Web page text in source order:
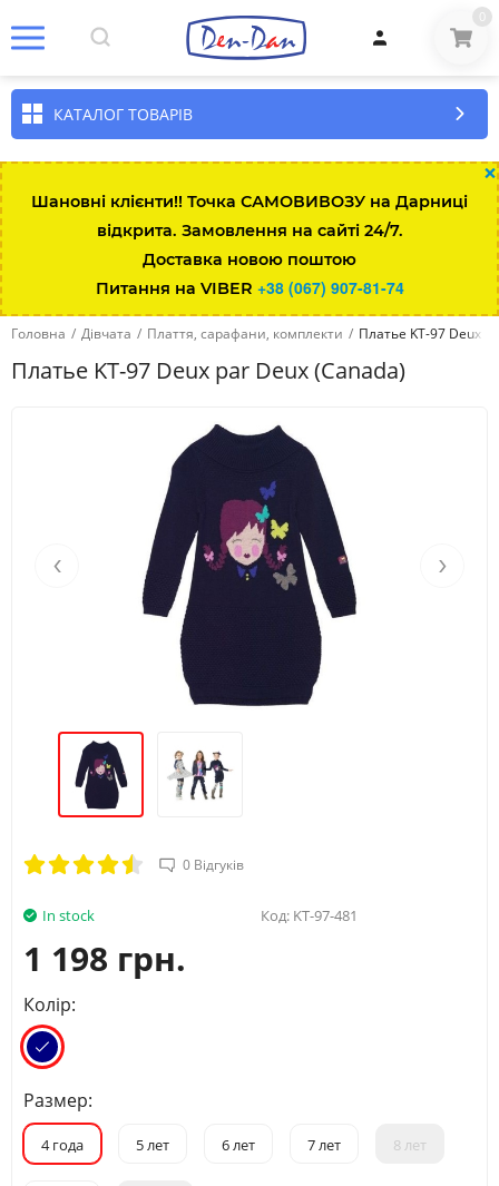
0
КАТАЛОГ ТОВАРІВ
×
Шановні клієнти!! Точка САМОВИВОЗУ на Дарниці
відкрита. Замовлення на сайті 24/7.
Доставка новою поштою
Питання на VIBER +38 (067) 907-81-74
Головна / Дівчата / Плаття, сарафани, комплекти / Платье KT-97 Deux
Платье KT-97 Deux par Deux (Canada)
‹ ›
0 Відгуків
In stock Код: KT-97-481
1 198 грн.
Колір:
Размер:
4 года 5 лет 6 лет 7 лет 8 лет